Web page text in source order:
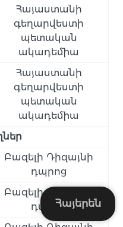
Հայաստանի
գեղարվեստի
պետական
ակադեմիա
Հայաստանի
գեղարվեստի
պետական
ակադեմիա
Բազելի Դիզայնի
դպրոց
Բազելի Դիզայնի
դպրոցՀայերեն